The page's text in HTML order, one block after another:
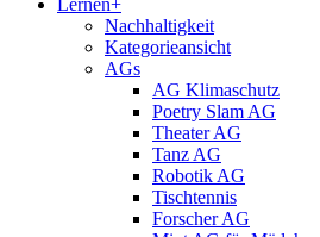
Lernen+
Nachhaltigkeit
Kategorieansicht
AGs
AG Klimaschutz
Poetry Slam AG
Theater AG
Tanz AG
Robotik AG
Tischtennis
Forscher AG